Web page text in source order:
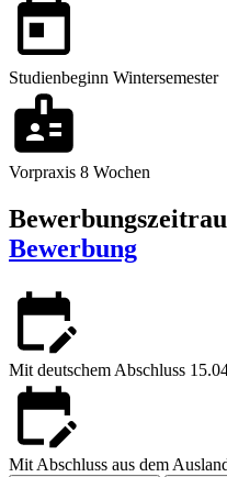
Studienbeginn Wintersemester
Vorpraxis 8 Wochen
Bewerbung
Mit deutschem Abschluss
Mit Abschluss aus dem